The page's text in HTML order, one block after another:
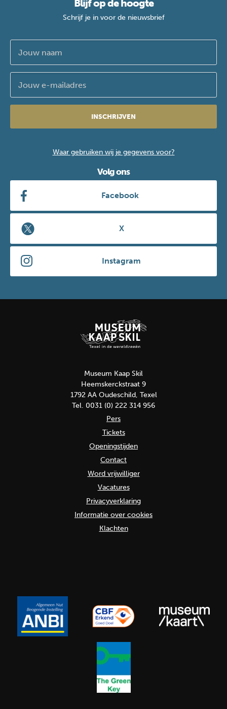
Blijf op de hoogte
Schrijf je in voor de nieuwsbrief
INSCHRIJVEN
Waar gebruiken wij je gegevens voor?
Volg ons
Facebook
X
Instagram
Museum Kaap Skil
Heemskerckstraat 9
1792 AA Oudeschild, Texel
Tel. 0031 (0) 222 314 956
Pers
Tickets
Openingstijden
Contact
Word vrijwilliger
Vacatures
Privacyverklaring
Informatie over cookies
Klachten